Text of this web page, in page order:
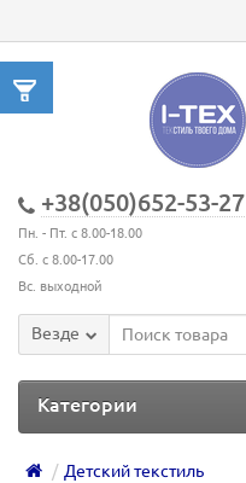
+38(050)652-53-27
Пн. - Пт. с 8.00-18.00
Сб. с 8.00-17.00
Вс. выходной
Везде
Категории
Детский текстиль